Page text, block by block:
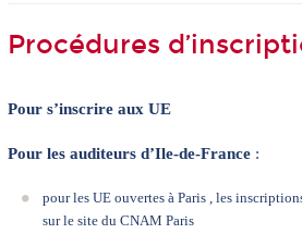
Procédures
Pour s’inscrire aux UE
Pour les auditeurs d’Ile-de-France:
pour les UE ouvertes à Paris , les
sur le site du CNAM Paris